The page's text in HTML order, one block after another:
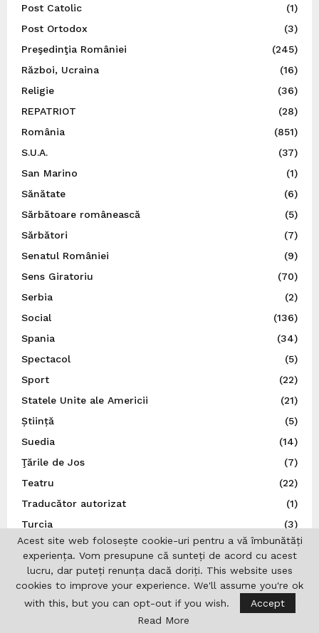
Post Catolic
(1)
Post Ortodox
(3)
Preşedinţia României
(245)
Război, Ucraina
(16)
Religie
(36)
REPATRIOT
(28)
România
(851)
S.U.A.
(37)
San Marino
(1)
Sănătate
(6)
Sărbătoare românească
(5)
Sărbători
(7)
Senatul României
(9)
Sens Giratoriu
(70)
Serbia
(2)
Social
(136)
Spania
(34)
Spectacol
(5)
Sport
(22)
Statele Unite ale Americii
(21)
Știință
(5)
Suedia
(14)
Ţările de Jos
(7)
Teatru
(22)
Traducător autorizat
(1)
Turcia
(3)
Ucraina
(9)
Uncategorized
UNESCO
(3)
Ungaria
(10)
Acest site web folosește cookie-uri pentru a vă îmbunătăți
experiența. Vom presupune că sunteți de acord cu acest
lucru, dar puteți renunța dacă doriți. This website uses
cookies to improve your experience. We'll assume you're ok
with this, but you can opt-out if you wish.
Accept
Read More